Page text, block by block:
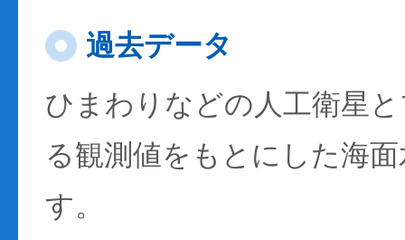
過去データ
ひまわりなどの人工衛星
る観測値をもとにした海
す。